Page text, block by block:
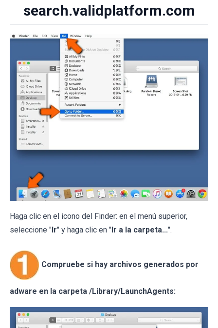
search.validplatform.com
Haga clic en el icono del Finder: en el menú superior,
seleccione " Ir" y haga clic en " Ir a la carpeta...".
Compruebe si hay archivos generados por
adware en la carpeta /Library/LaunchAgents: